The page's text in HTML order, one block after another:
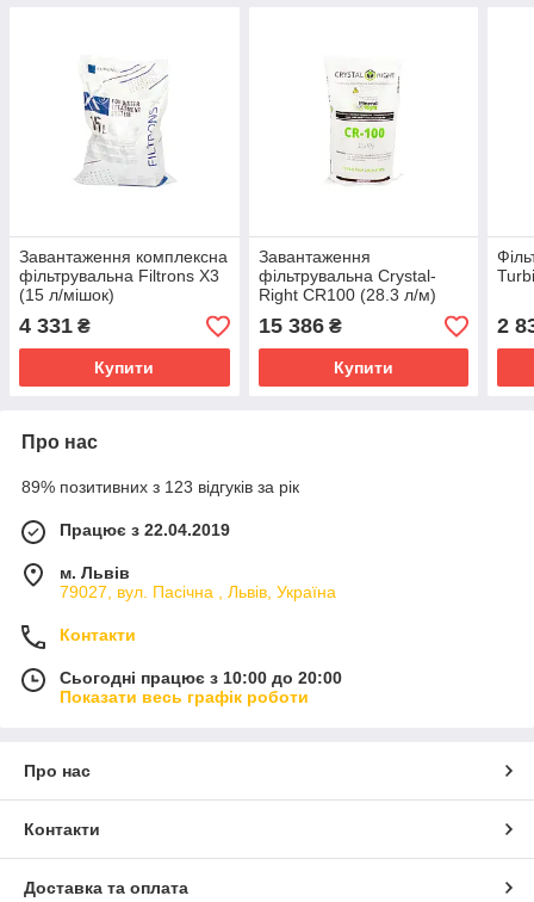
Завантаження комплексна
фільтрувальна Filtrons X3
(15 л/мішок)
4 331 ₴
Купити
Завантаження
фільтрувальна Crystal-
Right CR100 (28.3 л/м)
15 386₴
Купити
2
Про нас
89% позитивних з 123 відгуків за рік
Працює з 22.04.2019
м. Львів
79027, вул. Пасічна , Львів, Україна
Контакти
Сьогодні працює з 10:00 до 20:00
Показати весь графік роботи
Про нас
Контакти
Доставка та оплата